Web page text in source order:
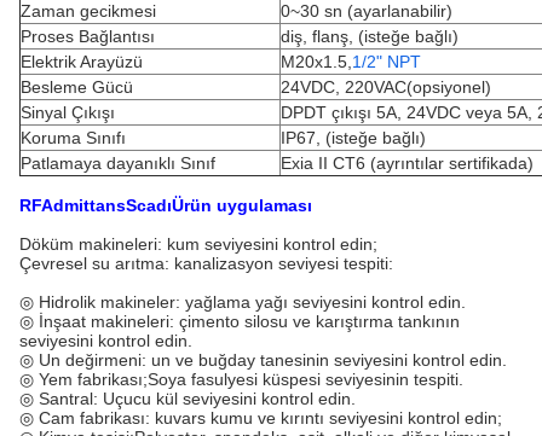
Zaman gecikmesi
0~30 sn (ayarlanabilir)
Proses Bağlantısı
diş, flanş, (isteğe bağlı)
Elektrik Arayüzü
M20x1.5, 1/2" NPT
Besleme Gücü
24VDC, 220VAC(opsiyonel)
Sinyal Çıkışı
DPDT çıkışı 5A, 24VDC veya 5A,
Koruma Sınıfı
IP67, (isteğe bağlı)
Patlamaya dayanıklı Sınıf
Exia II CT6 (ayrıntılar sertifikada)
RFAdmittansScadıÜrün uygulaması
Döküm makineleri: kum seviyesini kontrol edin;
Çevresel su arıtma: kanalizasyon seviyesi tespiti:
◎ Hidrolik makineler: yağlama yağı seviyesini kontrol edin.
◎ İnşaat makineleri: çimento silosu ve karıştırma tankının
seviyesini kontrol edin.
◎ Un değirmeni: un ve buğday tanesinin seviyesini kontrol edin.
◎ Yem fabrikası;Soya fasulyesi küspesi seviyesinin tespiti.
◎ Santral: Uçucu kül seviyesini kontrol edin.
◎ Cam fabrikası: kuvars kumu ve kırıntı seviyesini kontrol edin;